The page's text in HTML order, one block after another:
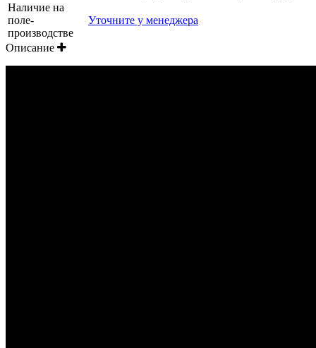
Наличие на
поле-
производстве
Уточните у менеджера
Описание